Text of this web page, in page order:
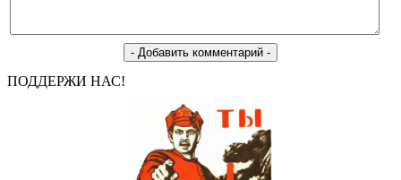
ПОДДЕРЖИ НАС!